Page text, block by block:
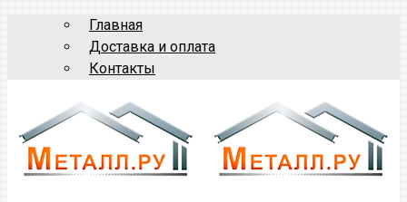
Главная
Доставка и оплата
Контакты